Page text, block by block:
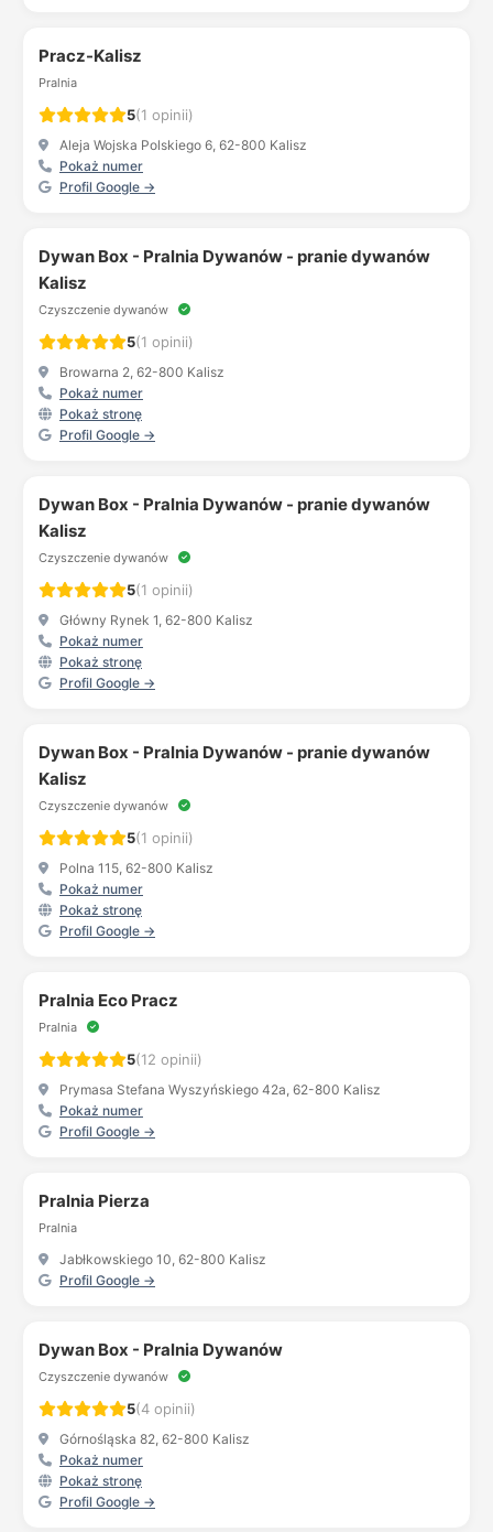
Pracz-Kalisz
Pralnia
5(1 opinii)
Aleja Wojska Polskiego 6, 62-800 Kalisz
Pokaż numer
Profil Google →
Dywan Box - Pralnia Dywanów - pranie dywanów
Kalisz
Czyszczenie dywanów
5(1 opinii)
Browarna 2, 62-800 Kalisz
Pokaż numer
Pokaż stronę
Profil Google →
Dywan Box - Pralnia Dywanów - pranie dywanów
Kalisz
Czyszczenie dywanów
5(1 opinii)
Główny Rynek 1, 62-800 Kalisz
Pokaż numer
Pokaż stronę
Profil Google →
Dywan Box - Pralnia Dywanów - pranie dywanów
Kalisz
Czyszczenie dywanów
5(1 opinii)
Polna 115, 62-800 Kalisz
Pokaż numer
Pokaż stronę
Profil Google →
Pralnia Eco Pracz
Pralnia
5(12 opinii)
Prymasa Stefana Wyszyńskiego 42a, 62-800 Kalisz
Pokaż numer
Profil Google →
Pralnia Pierza
Pralnia
Jabłkowskiego 10, 62-800 Kalisz
Profil Google →
Dywan Box - Pralnia Dywanów
Czyszczenie dywanów
5(4 opinii)
Górnośląska 82, 62-800 Kalisz
Pokaż numer
Pokaż stronę
Profil Google →